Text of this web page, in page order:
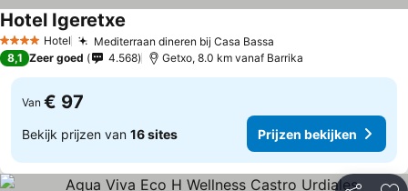
4 SterrenHotel Mediterraan dineren bij Casa Bassa
Hotel Igeretxe
8,1 Zeer goed 4.568 Getxo, 8.0 km vanaf Barrika
Van € 97
Bekijk prijzen van 16 sites Prijzen bekijken